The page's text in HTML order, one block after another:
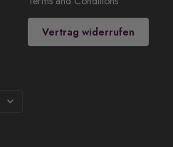
Vertrag widerrufen